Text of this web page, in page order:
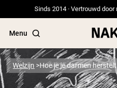
Sinds 2014 · Vertrouwd
Menu
Welzijn Hoe je je darmen